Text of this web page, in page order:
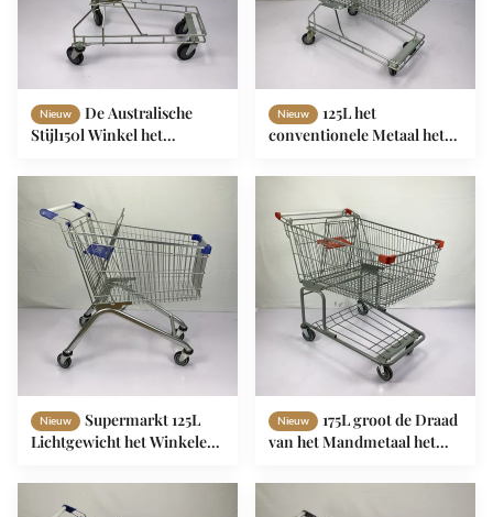
Nieuw
De Australische
Stijl150l Winkel het
Supermarktkruidenierswinkel
van de Karretje
Regelmatige
Kleinhandelsketting
Nieuw
125L het
conventionele Metaal het
Australische Stijl Pu van de
Certificaat van de Wielence
Nieuw
Supermarkt 125L
Lichtgewicht het Winkelen
Wielen
Nieuw
175L groot de Draad
van het Mandmetaal het
Wielen van het
Bodemkader TPR TPU